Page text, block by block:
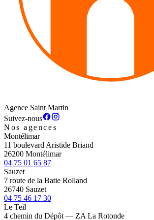
Agence Saint Martin
Suivez-nous
Nos agences
Montélimar
11 boulevard Aristide Briand
26200 Montélimar
04 75 01 65 87
Sauzet
7 route de la Batie Rolland
26740 Sauzet
04 75 46 17 30
Le Teil
4 chemin du Dépôt — ZA La Rotonde